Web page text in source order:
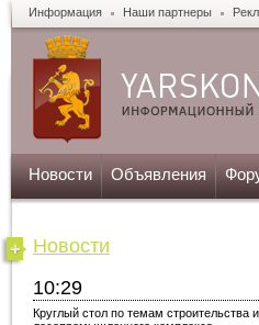
Информация Наши партнеры
Новости Объявления
Новости
10:29
Круглый стол по темам строительства и